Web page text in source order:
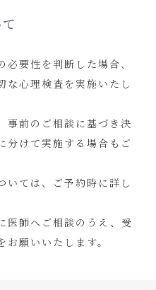
要性を判断した場合、
な心理検査を実施いたし
事前のご相談に基づき決
分けて実施する場合もご
いては、ご予約時に詳し
医師へご相談のうえ、受
願いいたします。